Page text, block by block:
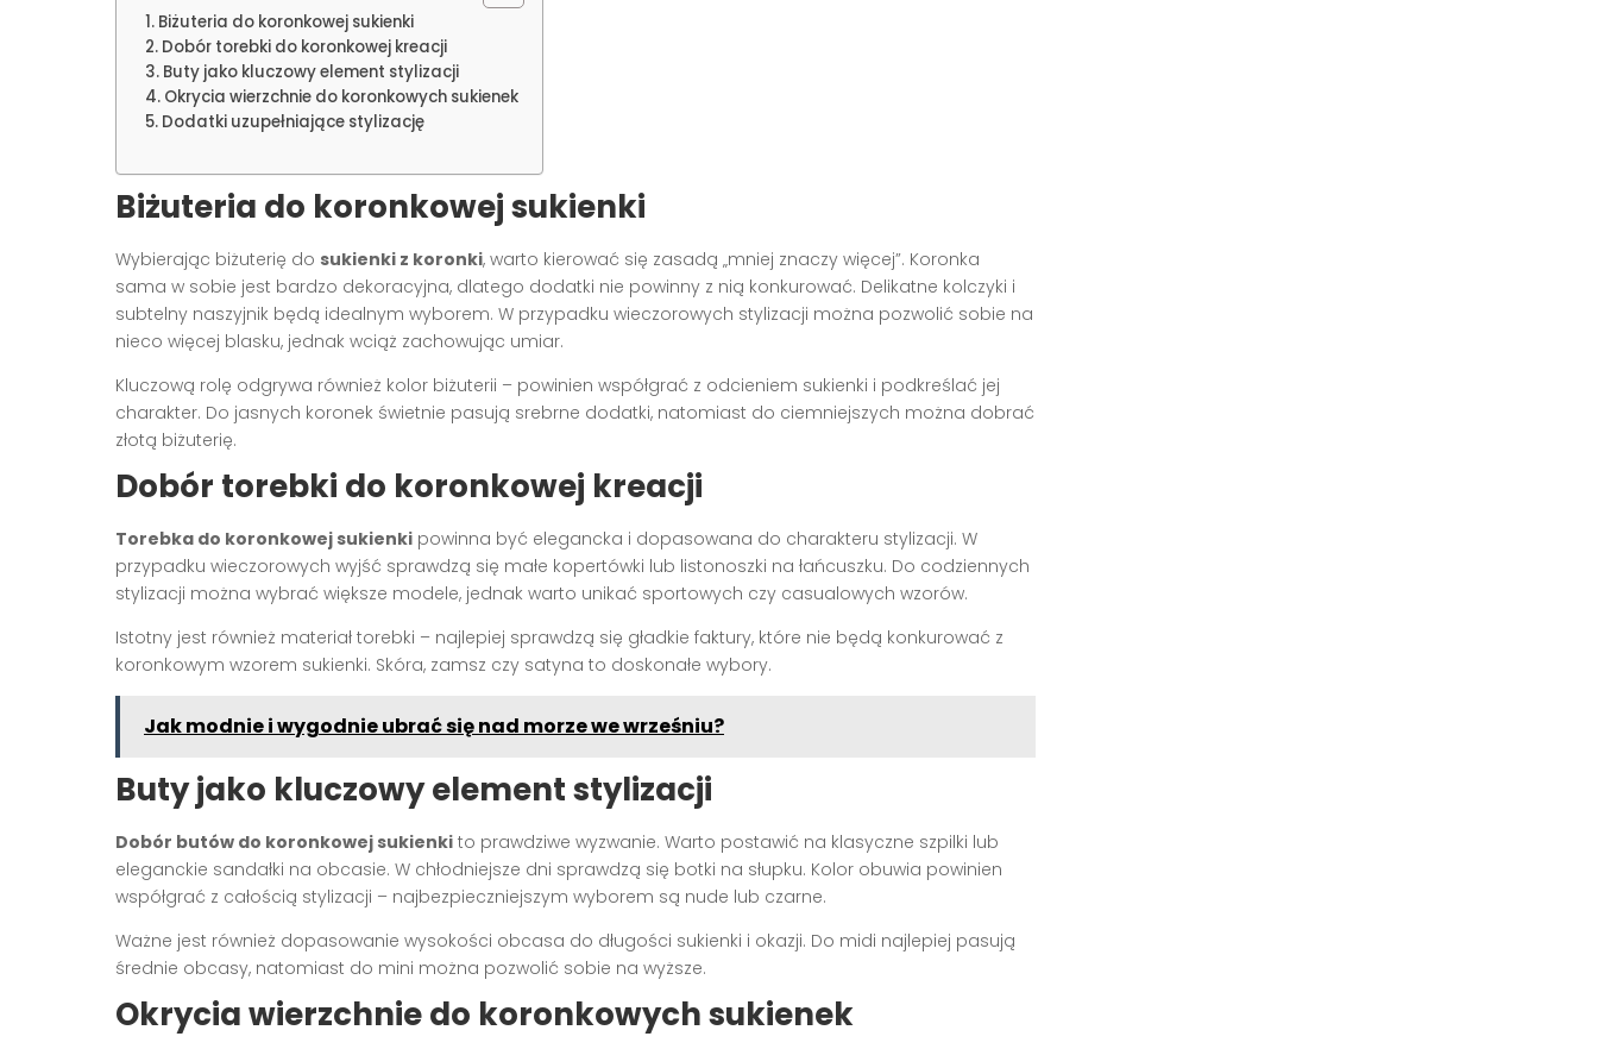
Biżuteria do koronkowej sukienki
Dobór torebki do koronkowej kreacji
Buty jako kluczowy element stylizacji
Okrycia wierzchnie do koronkowych sukienek
Dodatki uzupełniające stylizację
Biżuteria do koronkowej sukienki
Wybierając biżuterię do sukienki z koronki, warto kierować się zasadą „mniej znaczy więcej”. Koronka
sama w sobie jest bardzo dekoracyjna, dlatego dodatki nie powinny z nią konkurować. Delikatne kolczyki i
subtelny naszyjnik będą idealnym wyborem. W przypadku wieczorowych stylizacji można pozwolić sobie na
nieco więcej blasku, jednak wciąż zachowując umiar.
Kluczową rolę odgrywa również kolor biżuterii – powinien współgrać z odcieniem sukienki i podkreślać jej
charakter. Do jasnych koronek świetnie pasują srebrne dodatki, natomiast do ciemniejszych można dobrać
złotą biżuterię.
Dobór torebki do koronkowej kreacji
Torebka do koronkowej sukienki powinna być elegancka i dopasowana do charakteru stylizacji. W
przypadku wieczorowych wyjść sprawdzą się małe kopertówki lub listonoszki na łańcuszku. Do codziennych
stylizacji można wybrać większe modele, jednak warto unikać sportowych czy casualowych wzorów.
Istotny jest również materiał torebki – najlepiej sprawdzą się gładkie faktury, które nie będą konkurować z
koronkowym wzorem sukienki. Skóra, zamsz czy satyna to doskonałe wybory.
Jak modnie i wygodnie ubrać się nad morze we wrześniu?
Buty jako kluczowy element stylizacji
Dobór butów do koronkowej sukienki to prawdziwe wyzwanie. Warto postawić na klasyczne szpilki lub
eleganckie sandałki na obcasie. W chłodniejsze dni sprawdzą się botki na słupku. Kolor obuwia powinien
współgrać z całością stylizacji – najbezpieczniejszym wyborem są nude lub czarne.
Ważne jest również dopasowanie wysokości obcasa do długości sukienki i okazji. Do midi najlepiej pasują
średnie obcasy, natomiast do mini można pozwolić sobie na wyższe.
Okrycia wierzchnie do koronkowych sukienek